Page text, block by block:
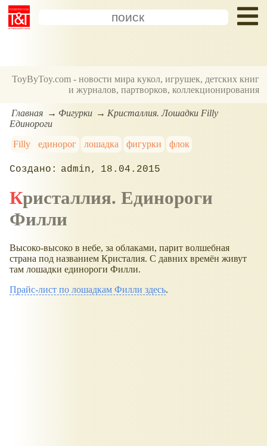
ToyByToy.com - новости мира кукол, игрушек, детских книг
и журналов, партворков, коллекционирования
Главная Фигурки
Кристаллия. Лошадки Filly
Единороги
Filly
единорог лошадка фигурки флок
admin 18.04.2015
Кристаллия. Единороги
Филли
Высоко-высоко в небе, за облаками, парит волшебная
страна под названием Кристалия. С давних времён живут
там лошадки единороги Филли.
Прайс-лист по лошадкам Филли здесь.